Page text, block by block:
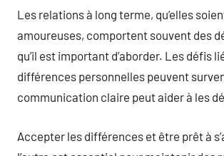
Les relations à long terme, qu’elles
amoureuses, comportent souvent des
qu’il est important d’aborder. Les défis
différences personnelles peuvent
communication claire peut aider à les
Accepter les différences et être prêt à